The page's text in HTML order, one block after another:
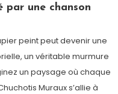
par une chanson
peint peut devenir une
un véritable murmure
un paysage où chaque
Muraux s’allie à